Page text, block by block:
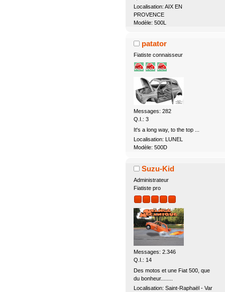
Localisation: AIX EN
PROVENCE
Modèle: 500L
patator
Fiatiste connaisseur
Messages: 282
Q.I.: 3
It's a long way, to the top ...
Localisation: LUNEL
Modèle: 500D
Suzu-Kid
Administrateur
Fiatiste pro
Messages: 2.346
Q.I.: 14
Des motos et une Fiat 500, que
du bonheur........
Localisation: Saint-Raphaël - Var